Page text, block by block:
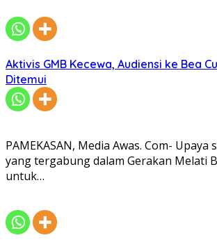
Aktivis GMB Kecewa, Audiensi ke Bea
Ditemui
PAMEKASAN, Media Awas. Com- Upaya
yang tergabung dalam Gerakan Melati
untuk…